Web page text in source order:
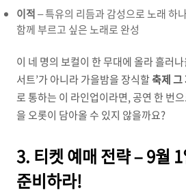
이적– 특유의 리듬과 감성으로 노래 하
함께 부르고 싶은 노래로 완성
이 네 명의 보컬이 한 무대에 올라 흘러
서트’가 아니라 가을밤을 장식할축제 그
로 통하는 이 라인업이라면, 공연 한 번
을 오롯이 담아올 수 있지 않을까요?
3. 티켓 예매 전략 – 9월
준비하라!